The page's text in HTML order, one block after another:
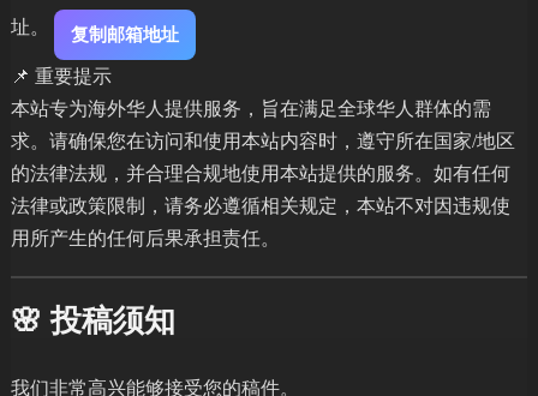
址。 复制邮箱地址
📌 重要提示
本站专为海外华人提供服务，旨在满足全球华人群体的需
求。请确保您在访问和使用本站内容时，遵守所在国家/地区
的法律法规，并合理合规地使用本站提供的服务。如有任何
法律或政策限制，请务必遵循相关规定，本站不对因违规使
用所产生的任何后果承担责任。
🌸 投稿须知
我们非常高兴能够接受您的稿件。